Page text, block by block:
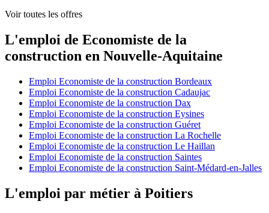
Voir toutes les offres
L'emploi de Economiste de la
construction en Nouvelle-Aquitaine
Emploi Economiste de la construction Bordeaux
Emploi Economiste de la construction Cadaujac
Emploi Economiste de la construction Dax
Emploi Economiste de la construction Eysines
Emploi Economiste de la construction Guéret
Emploi Economiste de la construction La Rochelle
Emploi Economiste de la construction Le Haillan
Emploi Economiste de la construction Saintes
Emploi Economiste de la construction Saint-Médard-en-Jalles
L'emploi par métier à Poitiers